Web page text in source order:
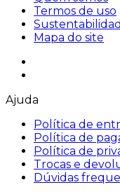
Termos de uso
Mapa do site
Ajuda
Política de
Política de
Política de
Trocas e
Dúvidas